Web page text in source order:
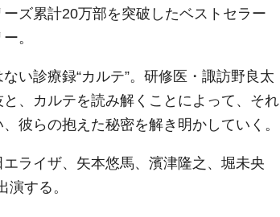
ズ累計20万部を突破したベストセラー
。
い診療録“カルテ”。研修医・諏訪野良太
、カルテを読み解くことによって、それ
彼らの抱えた秘密を解き明かしていく。
ライザ、矢本悠馬、濱津隆之、堀未央
する。